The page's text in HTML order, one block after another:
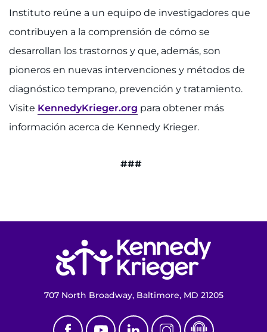
Instituto reúne a un equipo de investigadores que
contribuyen a la comprensión de cómo se
desarrollan los trastornos y que, además, son
pioneros en nuevas intervenciones y métodos de
diagnóstico temprano, prevención y tratamiento.
Visite KennedyKrieger.org para obtener más
información acerca de Kennedy Krieger.
###
707 North Broadway, Baltimore, MD 21205